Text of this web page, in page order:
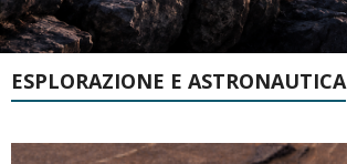
ESPLORAZIONE E ASTRONAUTICA